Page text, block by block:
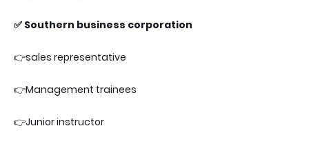
✅ Southern business corporation
👉sales representative
👉Management trainees
👉Junior instructor